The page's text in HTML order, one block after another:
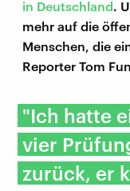
in Deutschland.
mehr auf die
Menschen, die
Reporter Tom
"Ich hatte
vier
zurück, er